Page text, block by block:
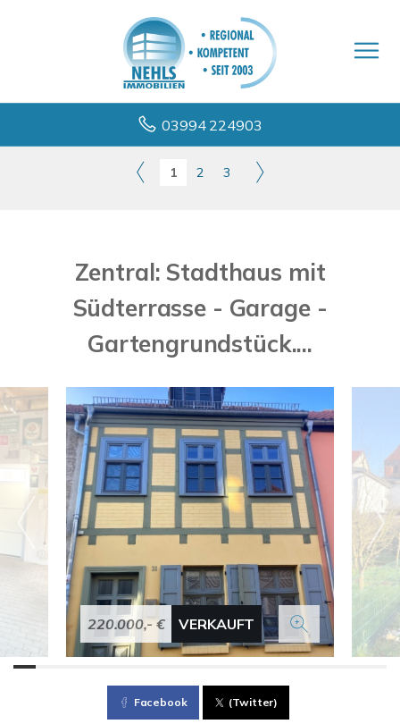
03994 224903
1 2 3
Zentral: Stadthaus mit
Südterrasse - Garage -
Gartengrundstück....
220.000,- € VERKAUFT
Facebook (Twitter)